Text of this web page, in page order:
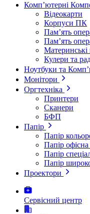
Комп’ютерні
Відеокарти
Корпуси ПК
Пам’ять
Пам’ять
Материнські
Кулери та
Ноутбуки та
Монітори
Оргтехніка
Принтери
Сканери
БФП
Папір
Папір
Папір
Папір
Папір
Проектори
Сервісний центр